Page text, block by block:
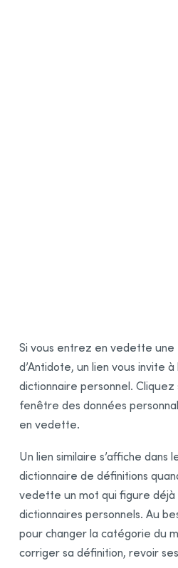
Si vous entrez en vedette une
d’Antidote, un lien vous invite à
dictionnaire personnel.
fenêtre des données
en vedette.
Un lien similaire s’affiche dans
dictionnaire de définitions
vedette un mot qui figure déjà
dictionnaires personnels. Au
pour changer la catégorie du
corriger sa définition, revoir